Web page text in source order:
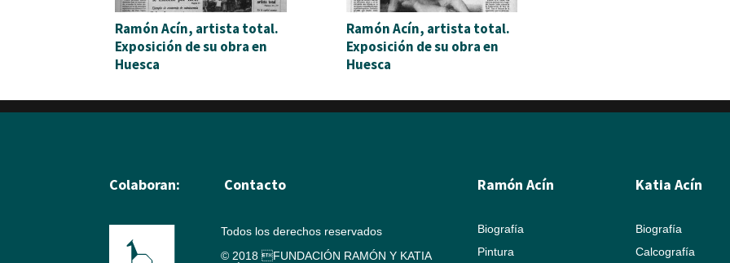
Ramón Acín, artista total.
Exposición de su obra en
Huesca
Ramón Acín, artista total.
Exposición de su obra en
Huesca
Colaboran: Contacto
Todos los derechos reservados
© 2018 FUNDACIÓN RAMÓN Y KATIA
Ramón Acín
Biografía
Pintura
Katia Acín
Biografía
Calcografía